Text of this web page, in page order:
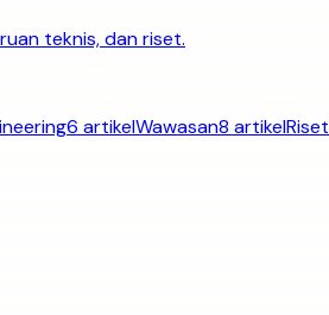
teknis, dan riset.
6 artikelWawasan8 artikelRiset